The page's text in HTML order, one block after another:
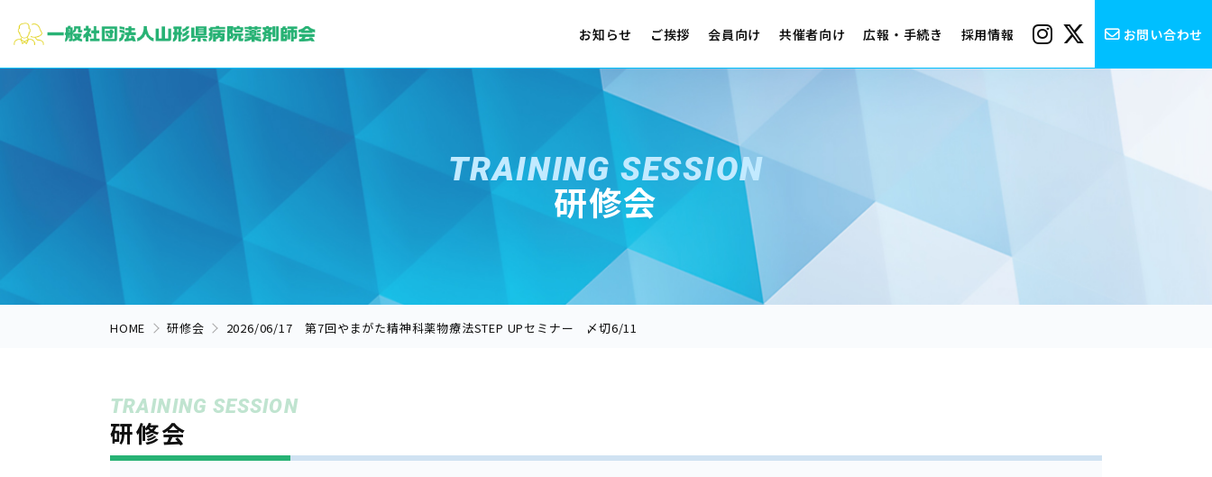
お知らせ ご挨拶 会員向け 共催者向け 広報・手続き 採用情報 お問い合わせ
TRAINING SESSION
研修会
HOME 研修会 2026/06/17 第7回やまがた精神科薬物療法STEP UPセミナー 〆切6/11
TRAINING SESSION
研修会